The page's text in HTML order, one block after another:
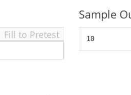
Fill to Pretest
Sample